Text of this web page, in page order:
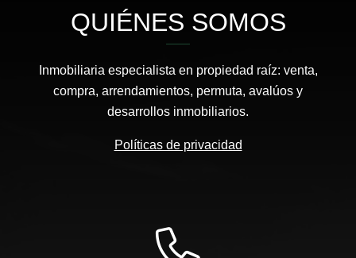
QUIÉNES SOMOS
Inmobiliaria especialista en propiedad raíz: venta,
compra, arrendamientos, permuta, avalúos y
desarrollos inmobiliarios.
Políticas de privacidad